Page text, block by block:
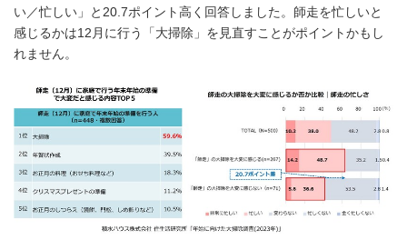
い／忙しい」と20.7ポイント高く回答しました。師走を忙しいと
感じるかは12月に行う「大掃除」を見直すことがポイントかもし
れません。